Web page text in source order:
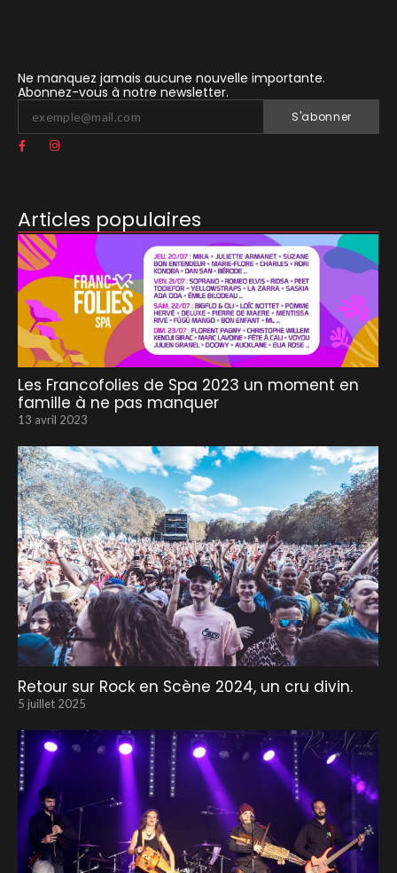
Ne manquez jamais aucune nouvelle importante.
Abonnez-vous à notre newsletter.
S'abonner
Articles populaires
Les Francofolies de Spa 2023 un moment en
famille à ne pas manquer
13 avril 2023
Retour sur Rock en Scène 2024, un cru divin.
5 juillet 2025